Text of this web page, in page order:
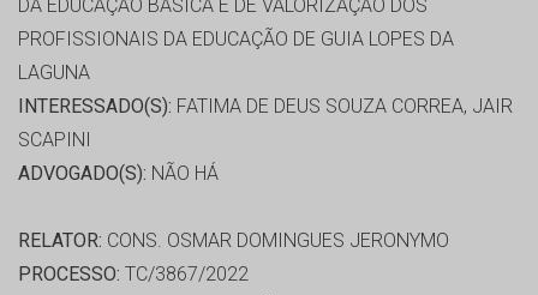
DA EDUCAÇÃO BASICA E DE VALORIZAÇÃO DOS
PROFISSIONAIS DA EDUCAÇÃO DE GUIA LOPES DA
LAGUNA
INTERESSADO(S): FATIMA DE DEUS SOUZA CORREA, JAIR
SCAPINI
ADVOGADO(S): NÃO HÁ
RELATOR: CONS. OSMAR DOMINGUES JERONYMO
PROCESSO: TC/3867/2022